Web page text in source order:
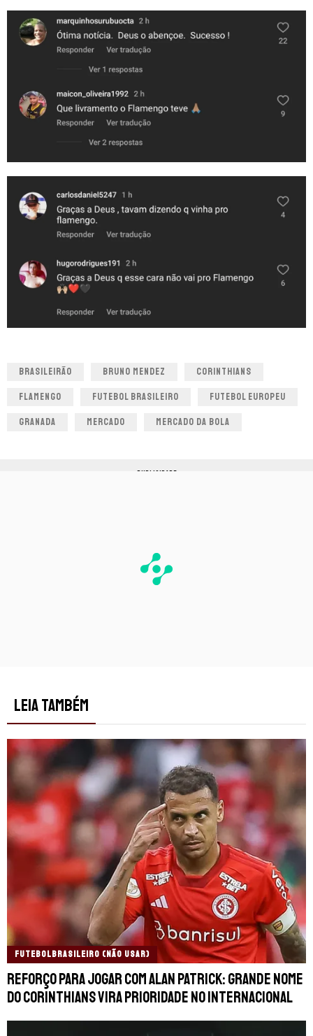
BRASILEIRÃO BRUNO MENDEZ CORINTHIANS
FLAMENGO FUTEBOL BRASILEIRO FUTEBOL EUROPEU
GRANADA MERCADO MERCADO DA BOLA
PUBLICIDADE
LEIA TAMBÉM
FUTEBOLBRASILEIRO (NÃO USAR)
Reforço para jogar com Alan Patrick: grande nome
do Corinthians vira prioridade no Internacional